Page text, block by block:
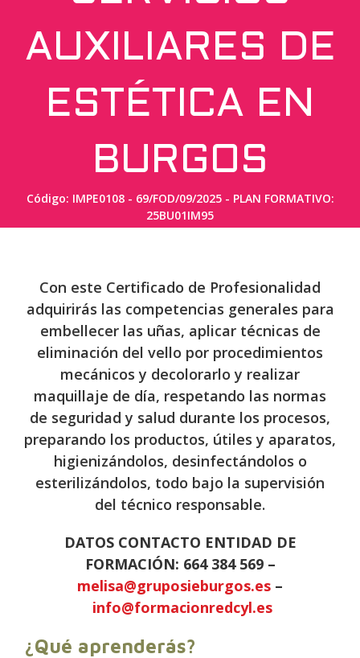
AUXILIARES DE
ESTÉTICA EN
BURGOS
Código: IMPE0108 - 69/FOD/09/2025 - PLAN FORMATIVO:
25BU01IM95
Con este Certificado de Profesionalidad
adquirirás las competencias generales para
embellecer las uñas, aplicar técnicas de
eliminación del vello por procedimientos
mecánicos y decolorarlo y realizar
maquillaje de día, respetando las normas
de seguridad y salud durante los procesos,
preparando los productos, útiles y aparatos,
higienizándolos, desinfectándolos o
esterilizándolos, todo bajo la supervisión
del técnico responsable.
DATOS CONTACTO ENTIDAD DE
FORMACIÓN: 664 384 569 –
melisa@gruposieburgos.es –
info@formacionredcyl.es
¿Qué aprenderás?